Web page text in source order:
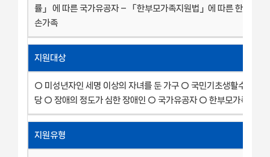
률」 에 따른 국가유공자 – 「한부모가족지원법」에 따른 한부모가
손가족
지원대상
○ 미성년자인 세명 이상의 자녀를 둔 가구 ○ 국민기초생활수급자
당 ○ 장애의 정도가 심한 장애인 ○ 국가유공자 ○ 한부모가족 및 조
지원유형